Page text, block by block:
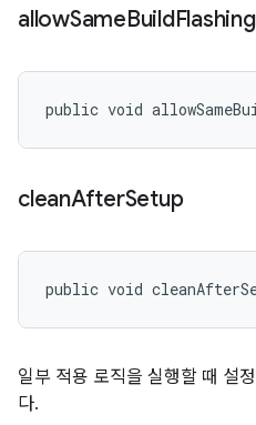
allowSameBuildFlashing
public void
cleanAfterSetup
public void
일부 적용 로직을 실행할 때 설
다.